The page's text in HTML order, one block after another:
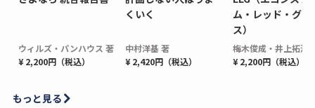
ウィルズ・パンハウス 著
¥ 2,200円（税込）
くいく
中村洋基 著
¥ 2,420円（税込）
ム・レッド・グロ
ス）
梅木俊成・井上拓海
¥ 2,200円（税込）
もっと見る